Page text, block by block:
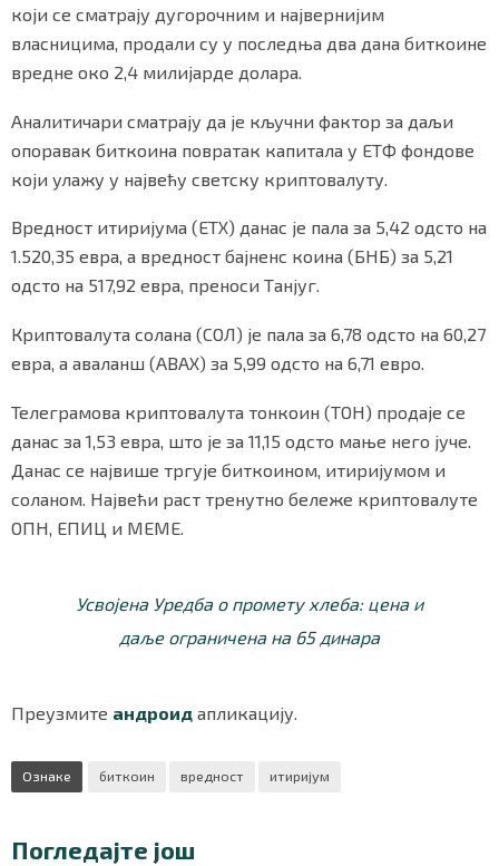
који се сматрају дугорочним и највернијим
власницима, продали су у последња два дана биткоине
вредне око 2,4 милијарде долара.
Аналитичари сматрају да је кључни фактор за даљи
опоравак биткоина повратак капитала у ЕТФ фондове
који улажу у највећу светску криптовалуту.
Вредност итиријума (ЕТХ) данас је пала за 5,42 одсто на
1.520,35 евра, а вредност бајненс коина (БНБ) за 5,21
одсто на 517,92 евра, преноси Танјуг.
Криптовалута солана (СОЛ) је пала за 6,78 одсто на 60,27
евра, а аваланш (АВАX) за 5,99 одсто на 6,71 евро.
Телеграмова криптовалута тонкоин (ТОН) продаје се
данас за 1,53 евра, што је за 11,15 одсто мање него јуче.
Данас се највише тргује биткоином, итиријумом и
соланом. Највећи раст тренутно бележе криптовалуте
ОПН, ЕПИЦ и МЕМЕ.
Усвојена Уредба о промету хлеба: цена и
даље ограничена на 65 динара
Преузмите андроид апликацију.
Ознаке биткоин вредност итиријум
Погледајте још
ПРАТИТЕ НАС
Маркетинг|Услови коришћења|Политика
ПРЕУЗМИТЕ НАШУ АПЛИКАЦИЈУ